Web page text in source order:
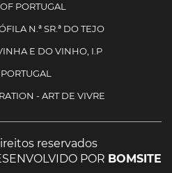
PORTUGAL
N.ª SR.ª DO TEJO
E DO VINHO, I.P
- ART DE VIVRE
reservados
POR BOMSITE